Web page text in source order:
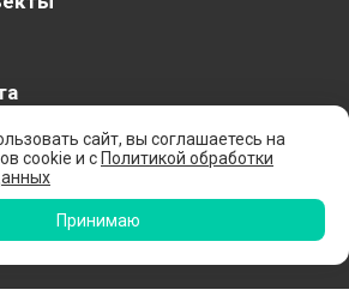
сайт, вы соглашаетесь на
cookie и c Политикой обработки
Принимаю